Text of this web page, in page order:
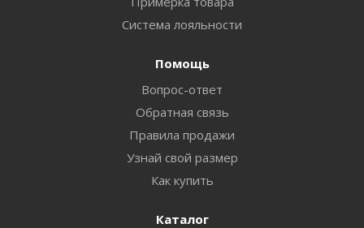
Система лояльности
Помощь
Вопрос-ответ
Обратная связь
Правила продажи
Узнай свой размер
Как купить
Каталог